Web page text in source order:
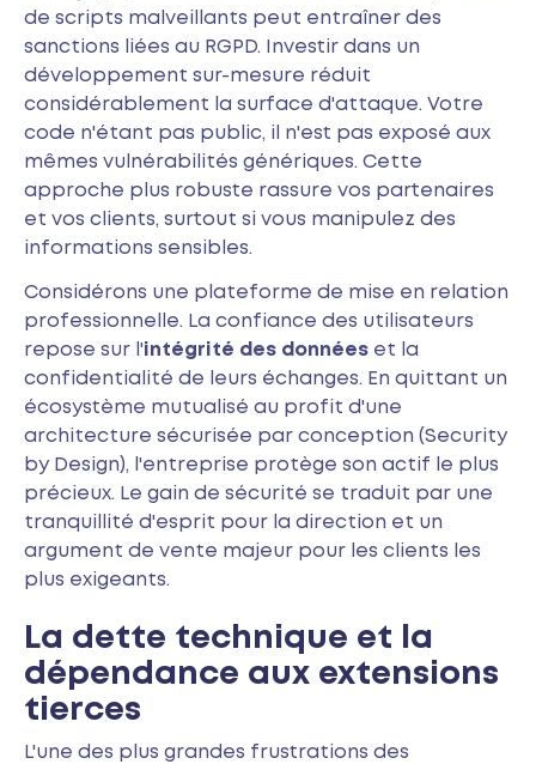
de scripts malveillants peut entraîner des
sanctions liées au RGPD. Investir dans un
développement sur-mesure réduit
considérablement la surface d'attaque. Votre
code n'étant pas public, il n'est pas exposé aux
mêmes vulnérabilités génériques. Cette
approche plus robuste rassure vos partenaires
et vos clients, surtout si vous manipulez des
informations sensibles.
Considérons une plateforme de mise en relation
professionnelle. La confiance des utilisateurs
repose sur l'intégrité des données et la
confidentialité de leurs échanges. En quittant un
écosystème mutualisé au profit d'une
architecture sécurisée par conception (Security
by Design), l'entreprise protège son actif le plus
précieux. Le gain de sécurité se traduit par une
tranquillité d'esprit pour la direction et un
argument de vente majeur pour les clients les
plus exigeants.
La dette technique et la
dépendance aux extensions
tierces
L'une des plus grandes frustrations des